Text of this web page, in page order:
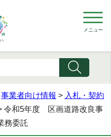
メニュー
事業者向け情報 > 入札・契約
令和5年度 区画道路改良事
務委託